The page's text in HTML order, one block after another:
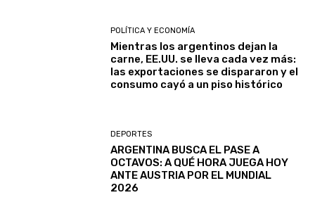
POLÍTICA Y ECONOMÍA
Mientras los argentinos dejan la
carne, EE.UU. se lleva cada vez más:
las exportaciones se dispararon y el
consumo cayó a un piso histórico
DEPORTES
ARGENTINA BUSCA EL PASE A
OCTAVOS: A QUÉ HORA JUEGA HOY
ANTE AUSTRIA POR EL MUNDIAL
2026